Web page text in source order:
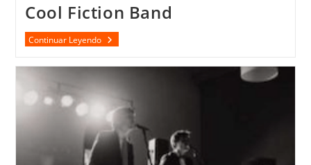
Cool Fiction Band
Continuar LeyendoCool
Fiction